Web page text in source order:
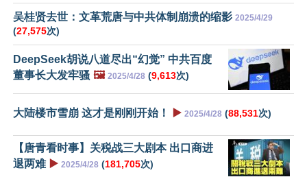
吴桂贤去世：文革荒唐与中共体制崩溃的缩影 2025/4/29
(27,575次)
DeepSeek胡说八道尽出“幻觉” 中共百度
董事长大发牢骚 🖼️ 2025/4/28 (9,613次)
大陆楼市雪崩 这才是刚刚开始！ ▶️ 2025/4/28 (88,531次)
【唐青看时事】关税战三大剧本 出口商进
退两难 ▶️ 2025/4/28 (181,705次)